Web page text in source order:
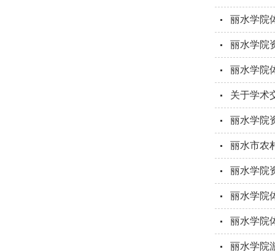
丽水学院
丽水学院
丽水学院
关于学术
丽水学院
丽水市农
丽水学院
丽水学院
丽水学院
丽水学院